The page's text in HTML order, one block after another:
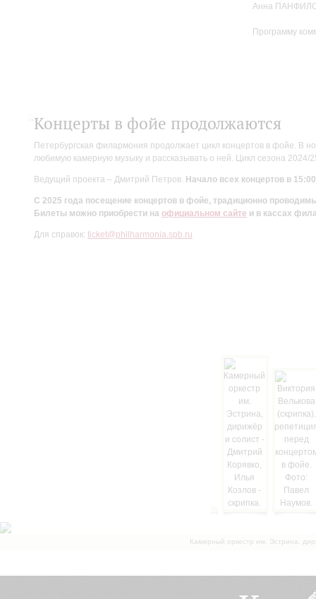
Анна
Программу
Концерты в фойе продолжаются
Петербургская филармония продолжает цикл концертов в фойе. В
любимую камерную музыку и рассказывать о ней. Цикл сезона
Ведущий проекта – Дмитрий Петров. Начало всех концертов в
С 2025 года посещение концертов в фойе, традиционно
Билеты можно приобрести на официальном сайте и в кассах
Для справок: ticket@philharmonia.spb.ru
Камерный оркестр им. Эстрина,